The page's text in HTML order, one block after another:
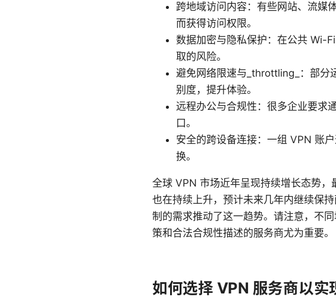
跨地域访问内容：有些网站、流媒
而获得访问权限。
数据加密与隐私保护：在公共 Wi-
取的风险。
避免网络限速与_throttling_：部分
别度，提升体验。
远程办公与合规性：很多企业要求
口。
安全的跨设备连接：一组 VPN 账
换。
全球 VPN 市场近年呈现持续增长态势
也在持续上升，预计未来几年内继续保
制的需求推动了这一趋势。请注意，不
策和合法合规性描述的服务商尤为重要。
如何选择 VPN 服务商以